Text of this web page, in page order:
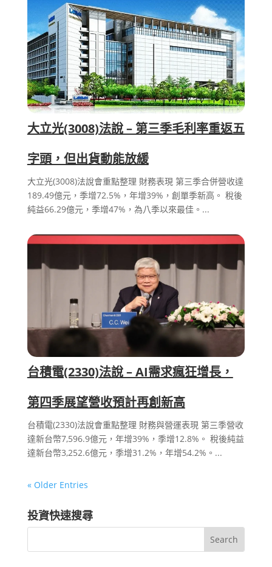
大立光(3008)法說 – 第三季毛利率重返五
字頭，但出貨動能放緩
大立光(3008)法說會重點整理 財務表現 第三季合併營收達
189.49億元，季增72.5%，年增39%，創單季新高。 稅後
純益66.29億元，季增47%，為八季以來最佳。...
台積電(2330)法說 – AI需求瘋狂增長，
第四季展望營收預計再創新高
台積電(2330)法說會重點整理 財務與營運表現 第三季營收
達新台幣7,596.9億元，年增39%，季增12.8%。 稅後純益
達新台幣3,252.6億元，季增31.2%，年增54.2%。...
« Older Entries
投資快速搜尋